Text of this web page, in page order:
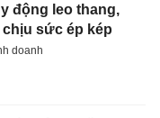
động leo thang,
sức ép kép
doanh